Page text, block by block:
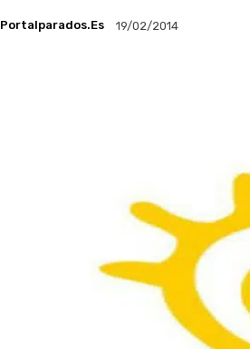
Portalparados.es 19/02/2014